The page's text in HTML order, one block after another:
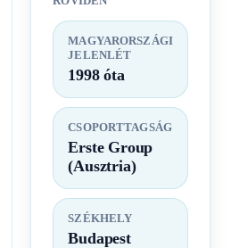
MAGYARORSZÁGI
JELENLÉT
1998 óta
CSOPORTTAGSÁG
Erste Group
(Ausztria)
SZÉKHELY
Budapest